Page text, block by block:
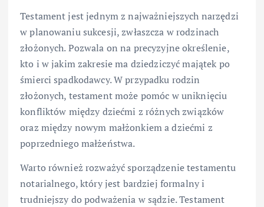
Testament jest jednym z najważniejszych narzędzi
w planowaniu sukcesji, zwłaszcza w rodzinach
złożonych. Pozwala on na precyzyjne określenie,
kto i w jakim zakresie ma dziedziczyć majątek po
śmierci spadkodawcy. W przypadku rodzin
złożonych, testament może pomóc w uniknięciu
konfliktów między dziećmi z różnych związków
oraz między nowym małżonkiem a dziećmi z
poprzedniego małżeństwa.
Warto również rozważyć sporządzenie testamentu
notarialnego, który jest bardziej formalny i
trudniejszy do podważenia w sądzie. Testament